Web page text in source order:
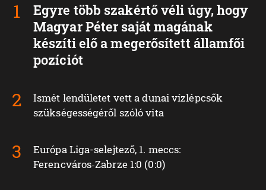
Egyre több szakértő véli úgy, hogy
Magyar Péter saját magának
készíti elő a megerősített államfői
pozíciót
Ismét lendületet vett a dunai vízlépcsők
szükségességéről szóló vita
Európa Liga-selejtező, 1. meccs:
Ferencváros‑Zabrze 1:0 (0:0)